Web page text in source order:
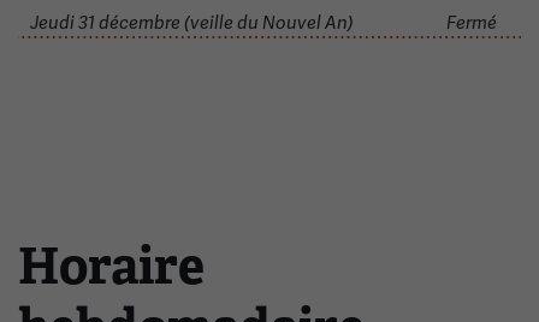
Jeudi 31 décembre (veille du Nouvel An) Fermé
Horaire